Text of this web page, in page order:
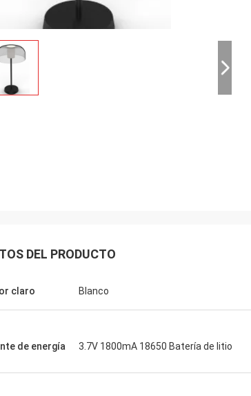
Puertas de Findy
ha sido una compañía fantástica
DEL PRODUCTO
claro Blanco
de energía 3.7V 1800mA 18650 Batería de litio